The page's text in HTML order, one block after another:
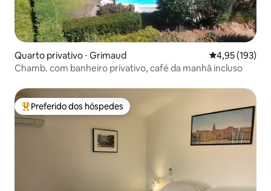
Quarto privativo ⋅ Grimaud 4,95 de uma
4,95 (193)
Chamb. com banheiro privativo, café da manhã incluso
Entre os melhores preferidos dos hóspedes
Preferido dos hóspedes